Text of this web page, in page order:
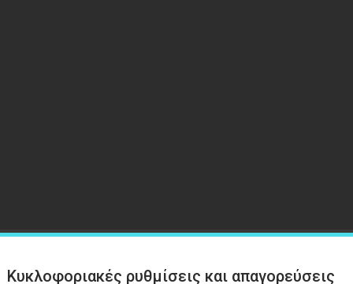
Κυκλοφοριακές ρυθμίσεις και απαγορεύσεις